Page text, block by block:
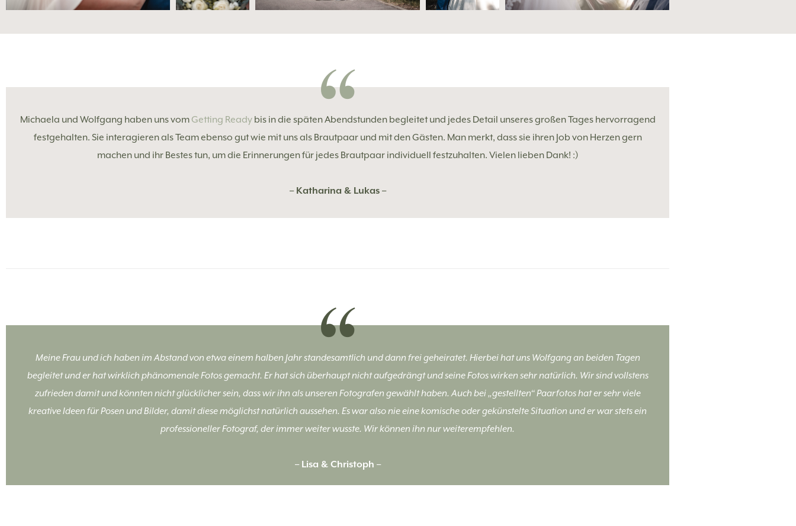
Michaela und Wolfgang haben uns vomGetting Readybis in die späten Abendstunden begleitet und jedes Detail unseres großen Tages hervorragend
festgehalten. Sie interagieren als Team ebenso gut wie mit uns als Brautpaar und mit den Gästen. Man merkt, dass sie ihren Job von Herzen gern
machen und ihr Bestes tun, um die Erinnerungen für jedes Brautpaar individuell festzuhalten. Vielen lieben Dank! :)
– Katharina & Lukas –
Meine Frau und ich haben im Abstand von etwa einem halben Jahr standesamtlich und dann frei geheiratet. Hierbei hat uns Wolfgang an beiden Tagen
begleitet und er hat wirklich phänomenale Fotos gemacht. Er hat sich überhaupt nicht aufgedrängt und seine Fotos wirken sehr natürlich. Wir sind vollstens
zufrieden damit und könnten nicht glücklicher sein, dass wir ihn als unseren Fotografen gewählt haben. Auch bei „gestellten“ Paarfotos hat er sehr viele
kreative Ideen für Posen und Bilder, damit diese möglichst natürlich aussehen. Es war also nie eine komische oder gekünstelte Situation und er war stets ein
professioneller Fotograf, der immer weiter wusste. Wir können ihn nur weiterempfehlen.
– Lisa & Christoph –